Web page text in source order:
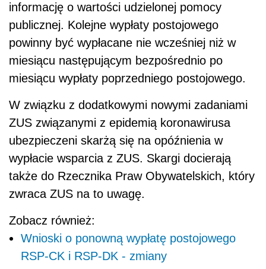
informację o wartości udzielonej pomocy
publicznej. Kolejne wypłaty postojowego
powinny być wypłacane nie wcześniej niż w
miesiącu następującym bezpośrednio po
miesiącu wypłaty poprzedniego postojowego.
W związku z dodatkowymi nowymi zadaniami
ZUS związanymi z epidemią koronawirusa
ubezpieczeni skarżą się na opóźnienia w
wypłacie wsparcia z ZUS. Skargi docierają
także do Rzecznika Praw Obywatelskich, który
zwraca ZUS na to uwagę.
Zobacz również:
Wnioski o ponowną wypłatę postojowego
RSP-CK i RSP-DK - zmiany